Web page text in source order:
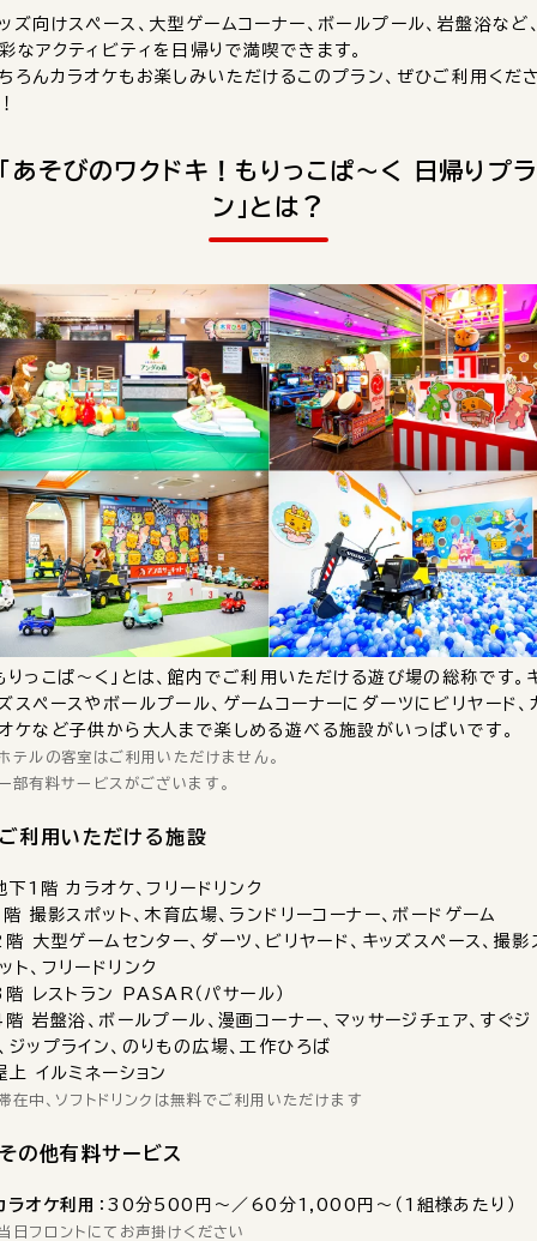
ズ向けスペース、大型ゲームコーナー、ボールプール、岩盤浴など
なアクティビティを日帰りで満喫できます。
ろんカラオケもお楽しみいただけるこのプラン、ぜひご利用くだ
「あそびのワクドキ！もりっこぱ～く 日帰りプラ
ン」とは？
りっこぱ～く」とは、館内でご利用いただける遊び場の総称です。
スペースやボールプール、ゲームコーナーにダーツにビリヤード、
ケなど子供から大人まで楽しめる遊べる施設がいっぱいです。
テルの客室はご利用いただけません。
部有料サービスがございます。
ご利用いただける施設
下1階 カラオケ、フリードリンク
階 撮影スポット、木育広場、ランドリーコーナー、ボードゲーム
階 大型ゲームセンター、ダーツ、ビリヤード、キッズスペース、撮影
ト、フリードリンク
階 レストラン PASAR（パサール）
階 岩盤浴、ボールプール、漫画コーナー、マッサージチェア、すぐジ
ジップライン、のりもの広場、工作ひろば
上 イルミネーション
在中、ソフトドリンクは無料でご利用いただけます
その他有料サービス
ラオケ利用 ：30分500円～／60分1,000円～（1組様あたり）
日フロントにてお声掛けください